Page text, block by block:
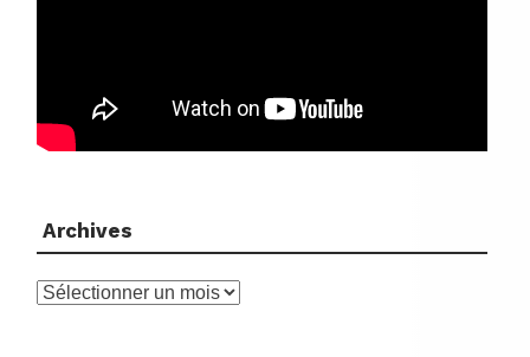
Archives
Archives